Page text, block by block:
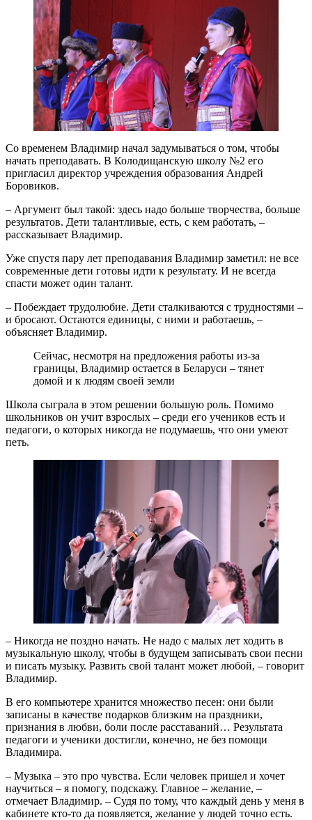
Со временем Владимир начал задумываться о том, чтобы
начать преподавать. В Колодищанскую школу №2 его
пригласил директор учреждения образования Андрей
Боровиков.
– Аргумент был такой: здесь надо больше творчества, больше
результатов. Дети талантливые, есть, с кем работать, –
рассказывает Владимир.
Уже спустя пару лет преподавания Владимир заметил: не все
современные дети готовы идти к результату. И не всегда
спасти может один талант.
– Побеждает трудолюбие. Дети сталкиваются с трудностями –
и бросают. Остаются единицы, с ними и работаешь, –
объясняет Владимир.
Сейчас, несмотря на предложения работы из-за
границы, Владимир остается в Беларуси – тянет
домой и к людям своей земли
Школа сыграла в этом решении большую роль. Помимо
школьников он учит взрослых – среди его учеников есть и
педагоги, о которых никогда не подумаешь, что они умеют
петь.
– Никогда не поздно начать. Не надо с малых лет ходить в
музыкальную школу, чтобы в будущем записывать свои песни
и писать музыку. Развить свой талант может любой, – говорит
Владимир.
В его компьютере хранится множество песен: они были
записаны в качестве подарков близким на праздники,
признания в любви, боли после расставаний… Результата
педагоги и ученики достигли, конечно, не без помощи
Владимира.
– Музыка – это про чувства. Если человек пришел и хочет
научиться – я помогу, подскажу. Главное – желание, –
отмечает Владимир. – Судя по тому, что каждый день у меня в
кабинете кто-то да появляется, желание у людей точно есть.